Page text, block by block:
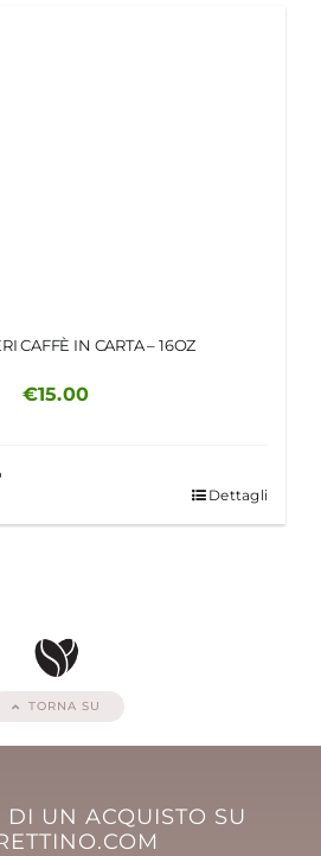
CAFFÈ IN CARTA – 16OZ
€15.00
Dettagli
TORNA SU
DI UN ACQUISTO SU